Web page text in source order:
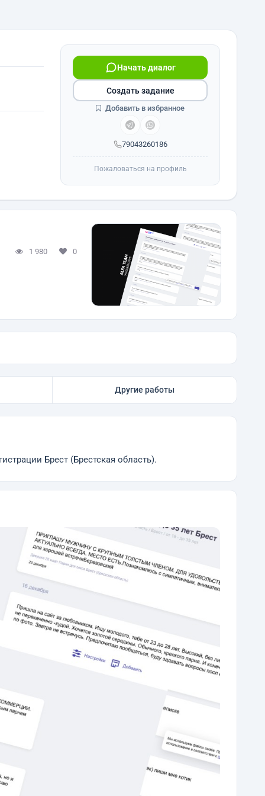
79043260186
Начать диалог
Создать задание
Добавить в избранное
Пожаловаться на профиль
1 980 0
Другие работы
Брест (Брестская область).